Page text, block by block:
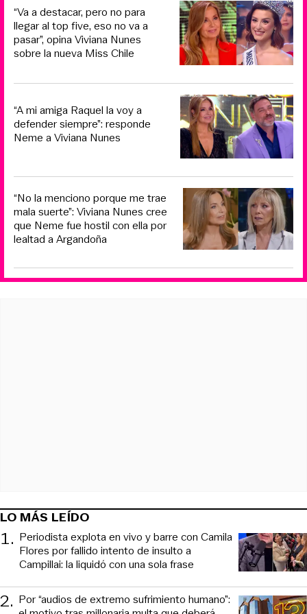
“Va a destacar, pero no para
llegar al top five, eso no va a
pasar”, opina Viviana Nunes
sobre la nueva Miss Chile
“A mi amiga Raquel la voy a
defender siempre”: responde
Neme a Viviana Nunes
“No la menciono porque me trae
mala suerte”: Viviana Nunes cree
que Neme fue hostil con ella por
lealtad a Argandoña
LO MÁS LEÍDO
1. Periodista explota en vivo y barre con Camila
Flores por fallido intento de insulto a
Campillai: la liquidó con una sola frase
2. Por “audios de extremo sufrimiento humano”: